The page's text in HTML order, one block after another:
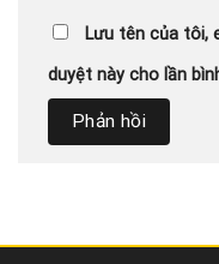
Lưu tên của tôi,
duyệt này cho lần